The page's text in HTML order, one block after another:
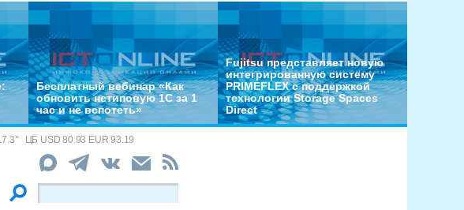
Бесплатный вебинар «Как
обновить нетиповую 1С за 1
час и не вспотеть»
Fujitsu представляет новую
интегрированную систему
PRIMEFLEX с поддержкой
технологии Storage Spaces
Direct
° ЦБ USD 80.93 EUR 93.19